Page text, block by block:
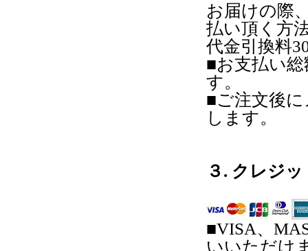
お届けの際
払い頂く方
代金引換料
■お支払い
す。
■ご注文後
します。
３. クレジ
■VISA、
いいただけ